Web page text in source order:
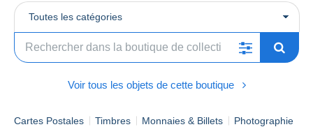
N'hésitez pas à consulter les conditions de vente et autres
conditions particulières, celles-ci sont consultables avant
tout achat
Bonne visite
Toutes les catégories
Voir tous les objets de cette boutique
Cartes Postales Timbres Monnaies & Billets
Photographie